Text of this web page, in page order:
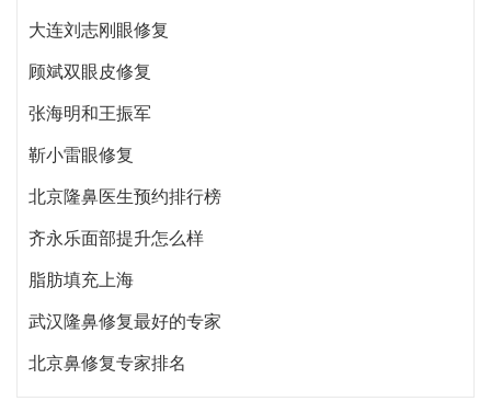
大连刘志刚眼修复
顾斌双眼皮修复
张海明和王振军
靳小雷眼修复
北京隆鼻医生预约排行榜
齐永乐面部提升怎么样
脂肪填充上海
武汉隆鼻修复最好的专家
北京鼻修复专家排名